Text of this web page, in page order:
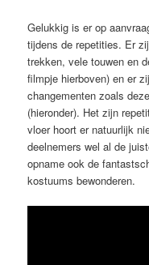
Gelukkig is er op
tijdens de repetities. Er
trekken, vele touwen en
filmpje hierboven) en er
changementen zoals
(hieronder). Het zijn
vloer hoort er natuurlijk
deelnemers wel al de
opname ook de
kostuums bewonderen.